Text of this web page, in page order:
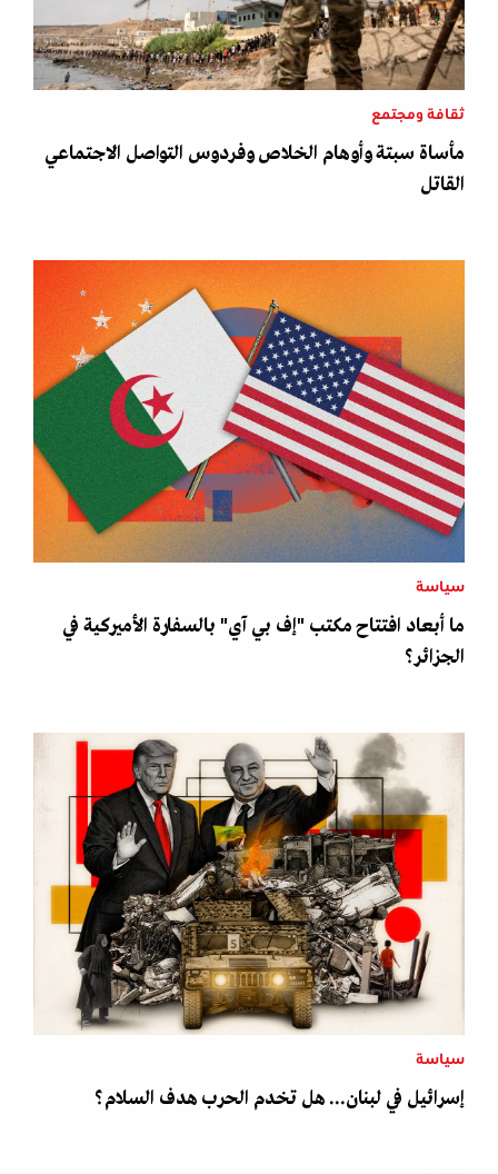
ثقافة ومجتمع
مأساة سبتة وأوهام الخلاص وفردوس التواصل الاجتماعي
القاتل
سياسة
ما أبعاد افتتاح مكتب "إف بي آي" بالسفارة الأميركية في
الجزائر؟
سياسة
إسرائيل في لبنان... هل تخدم الحرب هدف السلام؟